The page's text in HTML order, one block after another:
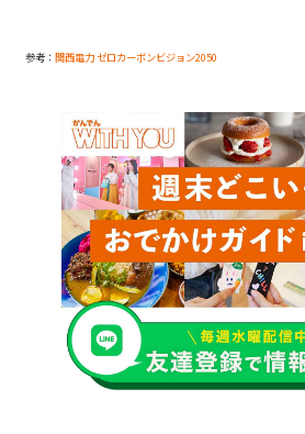
参考： 関西電力 ゼロカーボンビジョン2050